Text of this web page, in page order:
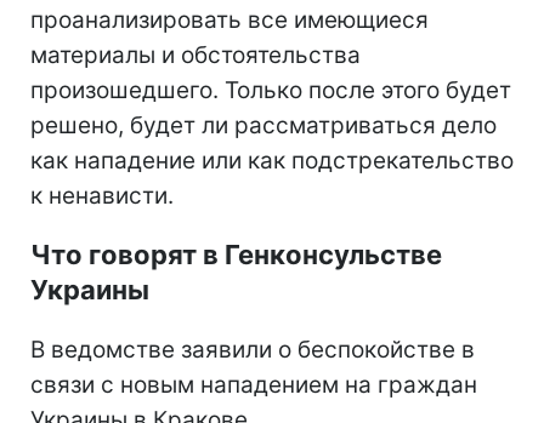
проанализировать все имеющиеся
материалы и обстоятельства
произошедшего. Только после этого будет
решено, будет ли рассматриваться дело
как нападение или как подстрекательство
к ненависти.
Что говорят в Генконсульстве
Украины
В ведомстве заявили о беспокойстве в
связи с новым нападением на граждан